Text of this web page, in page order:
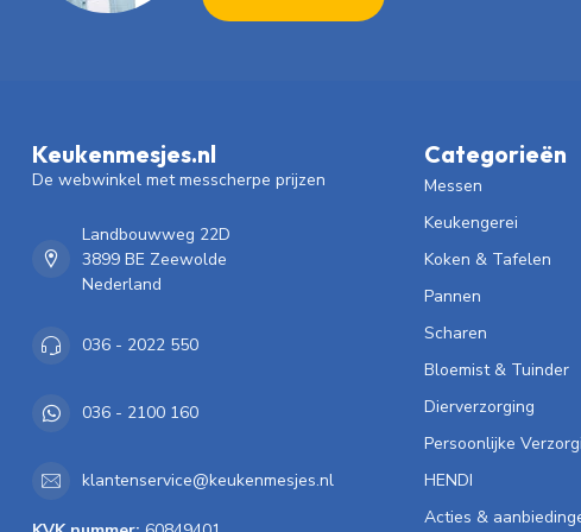
Keukenmesjes.nl
De webwinkel met messcherpe prijzen
Landbouwweg 22D
3899 BE Zeewolde
Nederland
036 - 2022 550
036 - 2100 160
klantenservice@keukenmesjes.nl
Categorieën
Messen
Keukengerei
Koken & Tafelen
Pannen
Scharen
Bloemist & Tuinder
Dierverzorging
Persoonlijke
HENDI
Acties &